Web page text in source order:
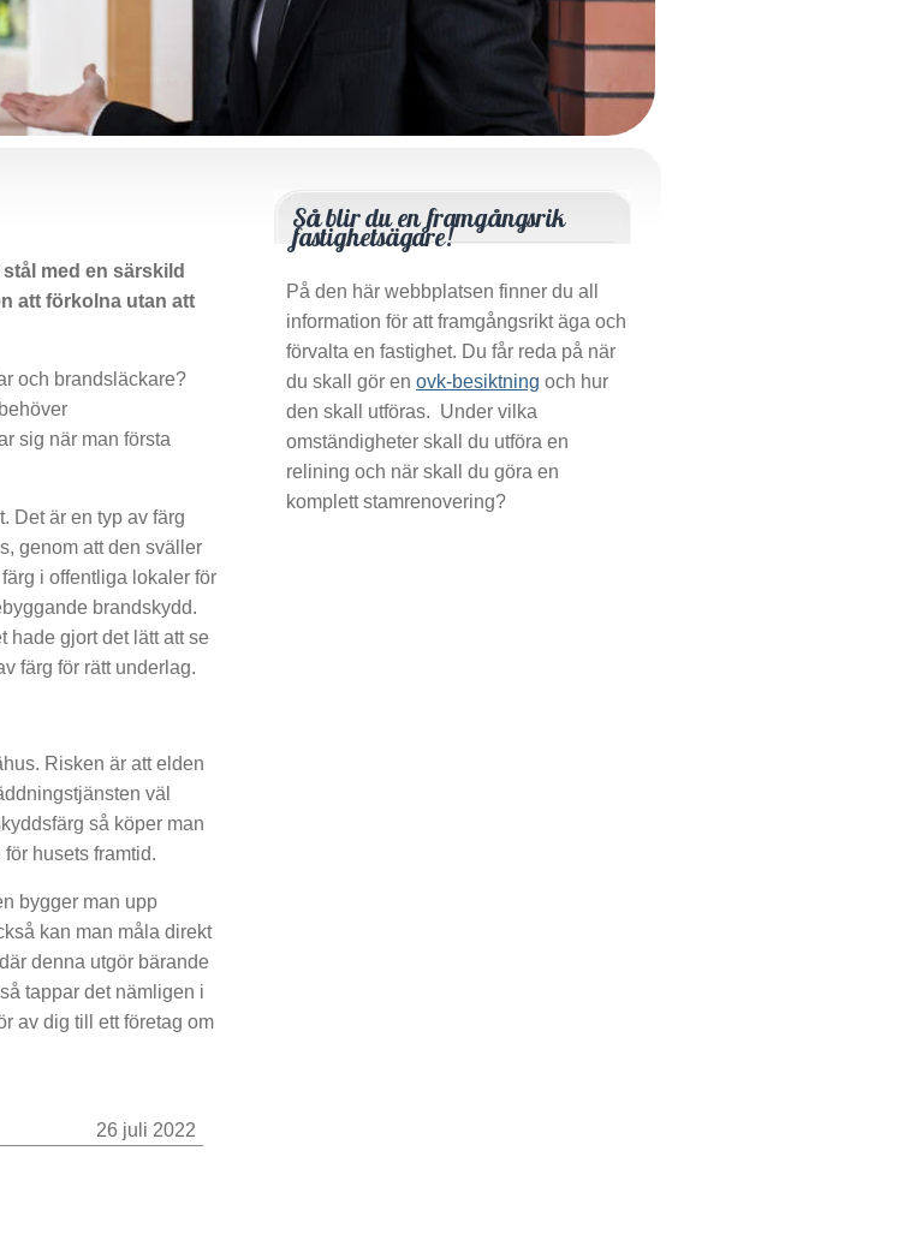
med en särskild
att förkolna utan att
och brandsläckare?
sig när man första
Det är en typ av färg
genom att den sväller
i offentliga lokaler för
brandskydd.
hade gjort det lätt att se
färg för rätt underlag.
Risken är att elden
väl
så köper man
husets framtid.
bygger man upp
kan man måla direkt
denna utgör bärande
tappar det nämligen i
av dig till ett företag om
26 juli 2022
Så blir du en framgångsrik
fastighetsägare!
På den här webbplatsen finner du all
information för att framgångsrikt äga och
förvalta en fastighet. Du får reda på när
du skall gör en ovk-besiktning och hur
den skall utföras. Under vilka
omständigheter skall du utföra en
relining och när skall du göra en
komplett stamrenovering?